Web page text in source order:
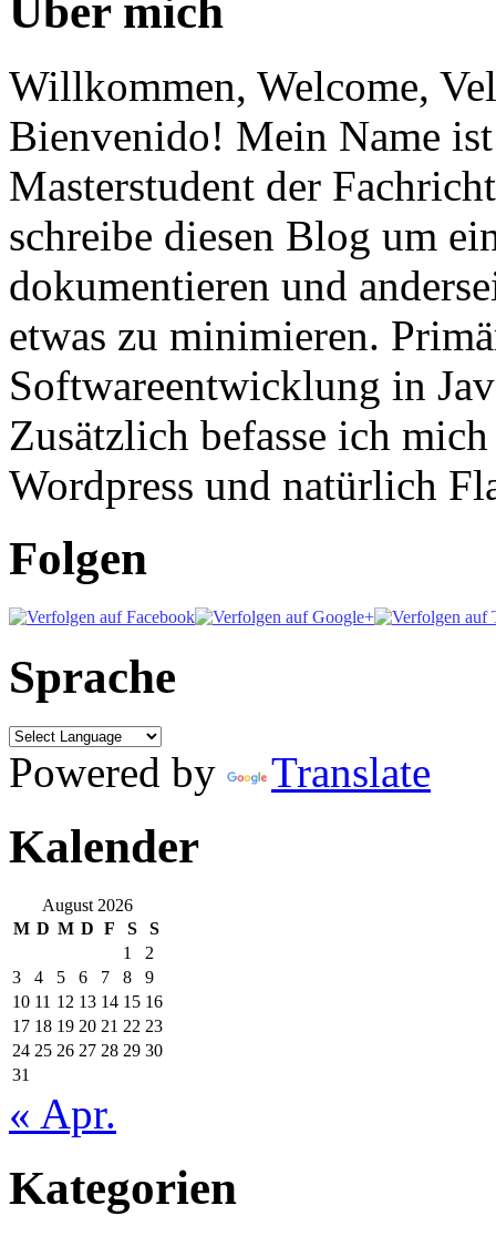
Über mich
Willkommen, Welcome,
Bienvenido! Mein Name
Masterstudent der
schreibe diesen Blog um
dokumentieren und
etwas zu minimieren.
Softwareentwicklung in
Zusätzlich befasse ich
Wordpress und natürlich
Folgen
Sprache
Powered by Translate
Kalender
August 2026
M D M D F S
S
1
2
3
4 5 6 7 8
9
10 11 12 13 14 15 16
17 18 19 20 21 22 23
24 25 26 27 28 29 30
31
« Apr.
Kategorien